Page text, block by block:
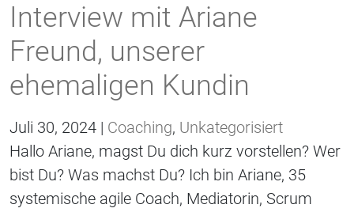
Interview mit Ariane
Freund, unserer
ehemaligen Kundin
Juli 30, 2024 | Coaching, Unkategorisiert
Hallo Ariane, magst Du dich kurz vorstellen? Wer
bist Du? Was machst Du? Ich bin Ariane, 35
systemische agile Coach, Mediatorin, Scrum